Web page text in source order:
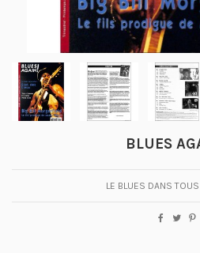
BLUES
LE BLUES DANS